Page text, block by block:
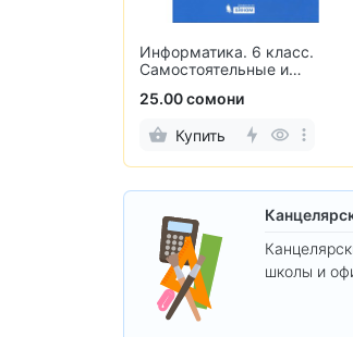
Информатика. 6 класс.
Самостоятельные и
25.00 сомони
Купить
школы и